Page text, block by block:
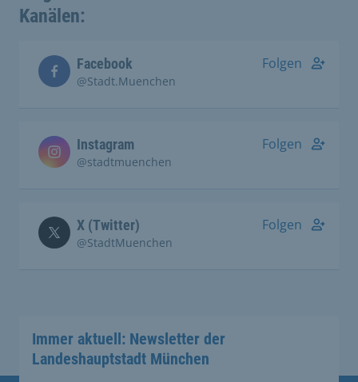
Kanälen:
Facebook
@Stadt.Muenchen
Folgen
Instagram
@stadtmuenchen
Folgen
X (Twitter)
@StadtMuenchen
Folgen
Immer aktuell: Newsletter der
Landeshauptstadt München